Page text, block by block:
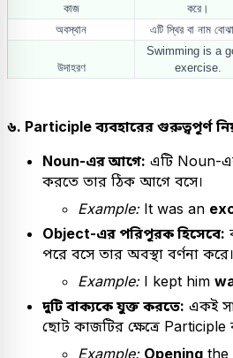
কাজ
করে।
অবস্থান
এটি স্থির বা নাম
উদাহরণ
Swimming is a
exercise.
৬. Participle ব্যবহারের গুরুত্বপূর্ণ
Noun-এর আগে: এটি Noun-
করতে তার ঠিক আগে বসে।
Example:It was an
Object-এর পরিপূরক হিসেবে:
পরে বসে তার অবস্থা বর্ণনা করে।
Example:I kept him
দুটি বাক্যকে যুক্ত করতে: একই
ছোট কাজটির ক্ষেত্রে Participle
Example: Opening the